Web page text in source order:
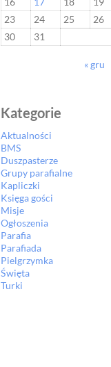
23
24 25 26
30
31
« gru
Kategorie
Aktualności
BMS
Duszpasterze
Grupy parafialne
Kapliczki
Księga gości
Misje
Ogłoszenia
Parafia
Parafiada
Pielgrzymka
Święta
Turki